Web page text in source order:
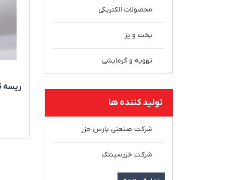
محصولات الکتریکی
پخت و پز
تهویه و گرمایشی
تولید کننده ها
شرکت صنعتی پارس خزر
شرکت خزرسینتک
ريسه 2835 تک لاين